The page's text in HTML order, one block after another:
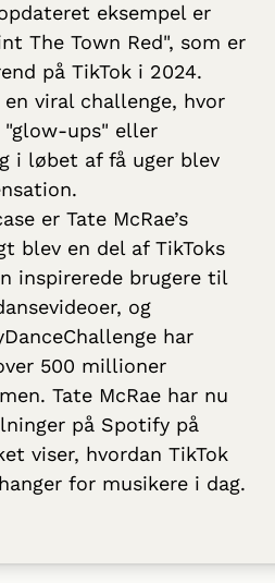
eksempel er
The Town Red", som er
på TikTok i 2024.
viral challenge, hvor
"glow-ups" eller
i løbet af få uger blev
er Tate McRae’s
blev en del af TikToks
inspirerede brugere til
og
har
500 millioner
Tate McRae har nu
på Spotify på
viser, hvordan TikTok
for musikere i dag.